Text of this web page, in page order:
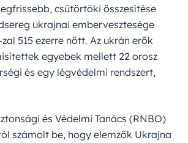
csütörtöki összesítése
ukrajnai embervesztesége
515 ezerre nőtt. Az ukrán erők
egyebek mellett 22 orosz
és egy légvédelmi rendszert,
és Védelmi Tanács (RNBO)
számolt be, hogy elemzők Ukrajna